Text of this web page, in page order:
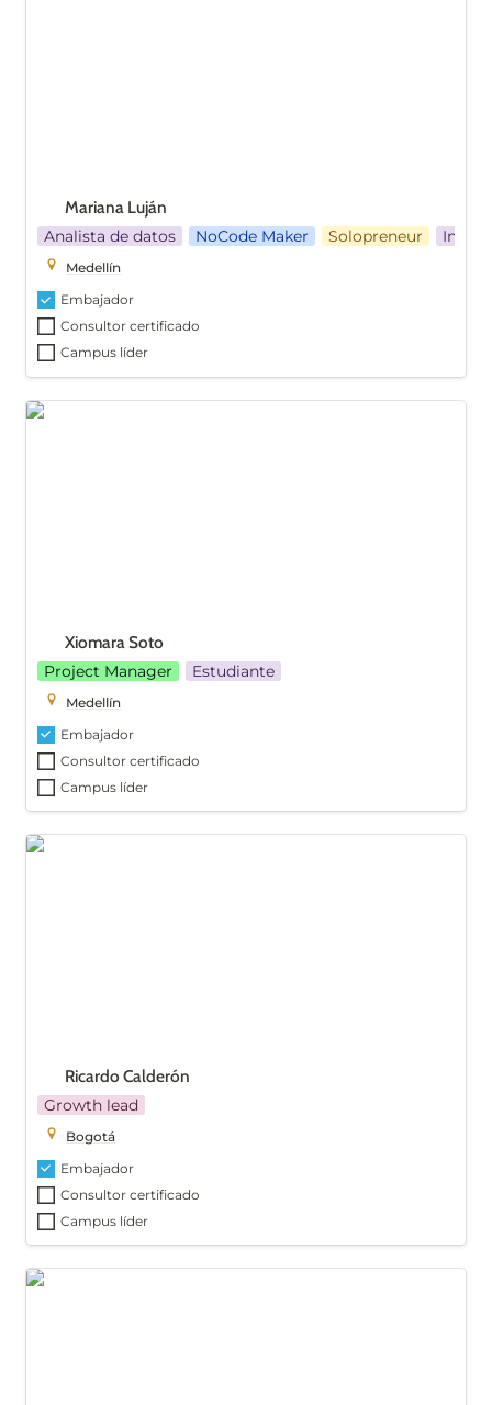
Mariana Luján
Analista de datos NoCode Maker Solopreneur
Medellín
Embajador
Consultor certificado
Campus líder
Xiomara Soto
Xiomara Soto
Project Manager Estudiante
Medellín
Embajador
Consultor certificado
Campus líder
Ricardo Calderón
Ricardo Calderón
Growth lead
Bogotá
Embajador
Consultor certificado
Campus líder
Maria Isabel Vivas Moncada